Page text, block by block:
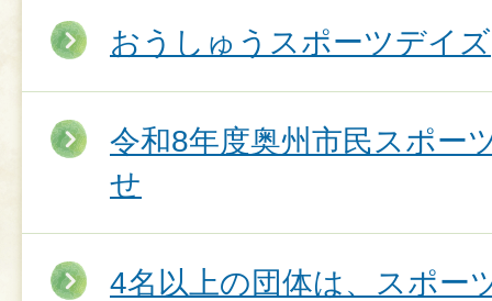
おうしゅうスポーツデイズ
令和8年度奥州市民スポー
せ
4名以上の団体は、スポー